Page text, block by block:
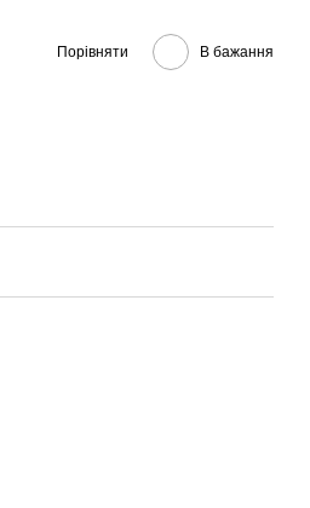
Порівняти В бажання